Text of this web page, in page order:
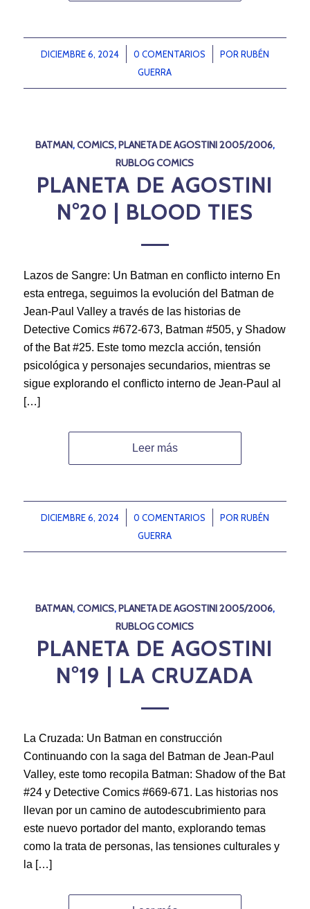
DICIEMBRE 6, 2024
/ 0 COMENTARIOS
/ POR RUBÉN
GUERRA
BATMAN,COMICS,PLANETA DE AGOSTINI 2005/2006,
RUBLOG COMICS
PLANETA DE AGOSTINI
N°20 | BLOOD TIES
Lazos de Sangre: Un Batman en conflicto interno En
esta entrega, seguimos la evolución del Batman de
Jean-Paul Valley a través de las historias de
Detective Comics #672-673, Batman #505, y Shadow
of the Bat #25. Este tomo mezcla acción, tensión
psicológica y personajes secundarios, mientras se
sigue explorando el conflicto interno de Jean-Paul al
[…]
Leer más
DICIEMBRE 6, 2024
/ 0 COMENTARIOS
/ POR RUBÉN
GUERRA
BATMAN,COMICS,PLANETA DE AGOSTINI 2005/2006,
RUBLOG COMICS
PLANETA DE AGOSTINI
N°19 | LA CRUZADA
La Cruzada: Un Batman en construcción
Continuando con la saga del Batman de Jean-Paul
Valley, este tomo recopila Batman: Shadow of the Bat
#24 y Detective Comics #669-671. Las historias nos
llevan por un camino de autodescubrimiento para
este nuevo portador del manto, explorando temas
como la trata de personas, las tensiones culturales y
la […]